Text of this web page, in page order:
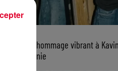
rend un hommage vibrant à
en Californie